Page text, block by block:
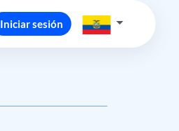
Iniciar sesión